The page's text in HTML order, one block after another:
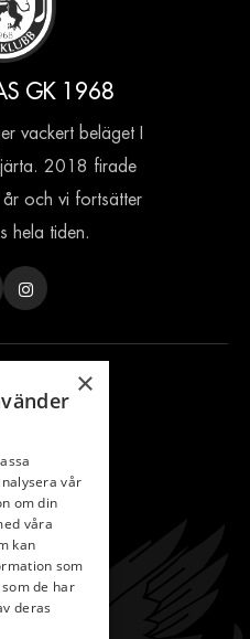
GK 1968
vackert beläget I
2018 firade
och vi fortsätter
hela tiden.
Oss
Golf
×
vår
om din
våra
kan
som
de har
deras